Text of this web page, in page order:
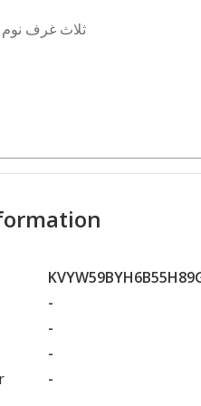
ثلاث غرف نوم
-
-
-
-